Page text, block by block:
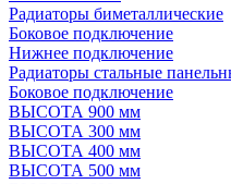
Радиаторы биметаллические
Боковое подключение
Нижнее подключение
Радиаторы стальные
Боковое подключение
ВЫСОТА 900 мм
ВЫСОТА 300 мм
ВЫСОТА 400 мм
ВЫСОТА 500 мм